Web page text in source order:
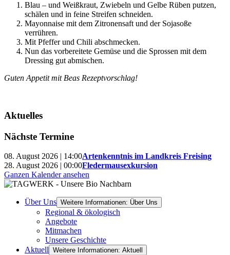
Blau – und Weißkraut, Zwiebeln und Gelbe Rüben putzen,
schälen und in feine Streifen schneiden.
Mayonnaise mit dem Zitronensaft und der Sojasoße
verrühren.
Mit Pfeffer und Chili abschmecken.
Nun das vorbereitete Gemüse und die Sprossen mit dem
Dressing gut abmischen.
Guten Appetit mit Beas Rezeptvorschlag!
Aktuelles
Nächste Termine
08. August 2026 | 14:00Artenkenntnis im Landkreis Freising
28. August 2026 | 00:00Fledermausexkursion
Ganzen Kalender ansehen
Über Uns Weitere Informationen: Über Uns
Regional & ökologisch
Angebote
Mitmachen
Unsere Geschichte
Aktuell Weitere Informationen: Aktuell